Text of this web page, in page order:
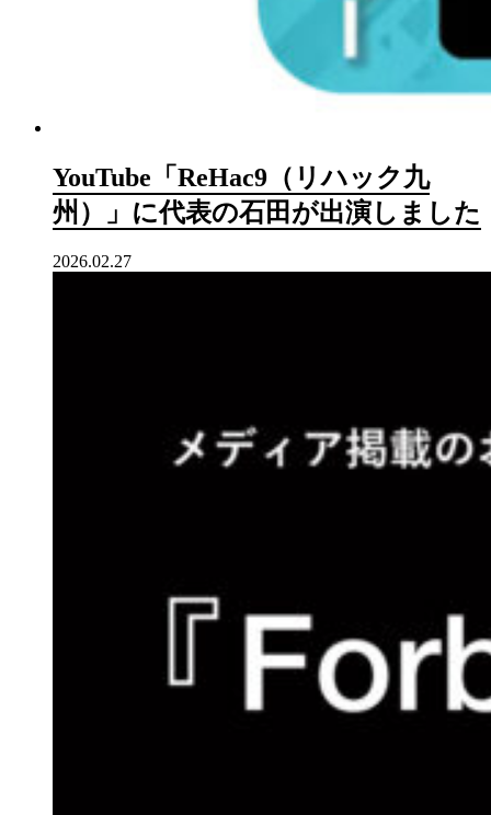
YouTube「ReHac9（リハック九
州）」に代表の石田が出演しました
2026.02.27